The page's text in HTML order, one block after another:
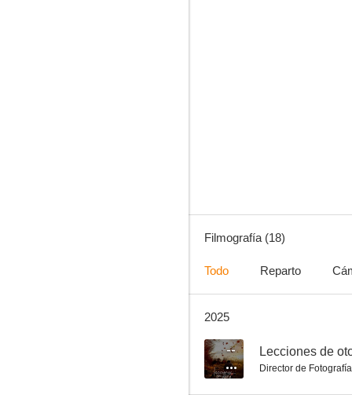
Filmografía (18)
Todo Reparto
2025
-- Lecciones de
Director de Fotografía